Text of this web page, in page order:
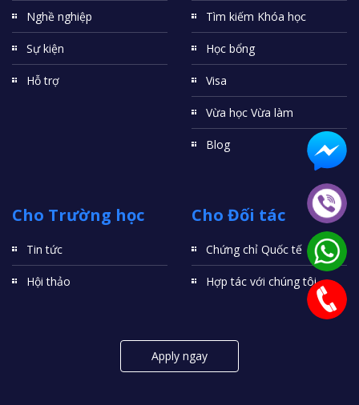
Nghề nghiệp
Sự kiện
Hỗ trợ
Tìm kiếm Khóa học
Học bổng
Visa
Vừa học Vừa làm
Blog
Cho Trường học
Tin tức
Hội thảo
Cho Đối tác
Chứng chỉ Quốc tế
Hợp tác với chúng tôi
Apply ngay